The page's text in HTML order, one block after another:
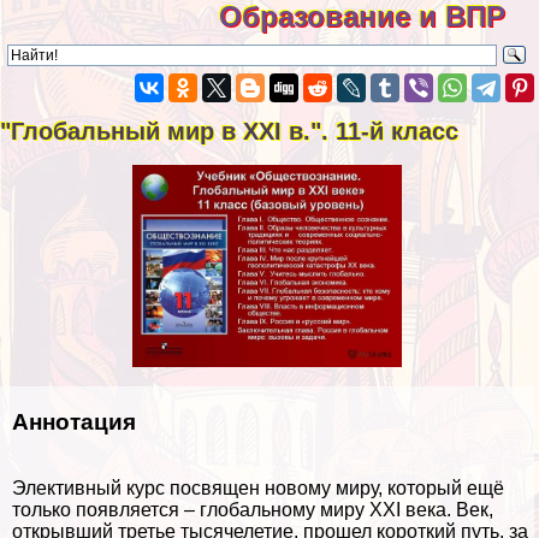
Образование и ВПР
"Глобальный мир в XXI в.". 11-й класс
Аннотация
Элективный курс посвящен новому миру, который ещё
только появляется – глобальному миру XXI века. Век,
открывший третье тысячелетие, прошел короткий путь, за